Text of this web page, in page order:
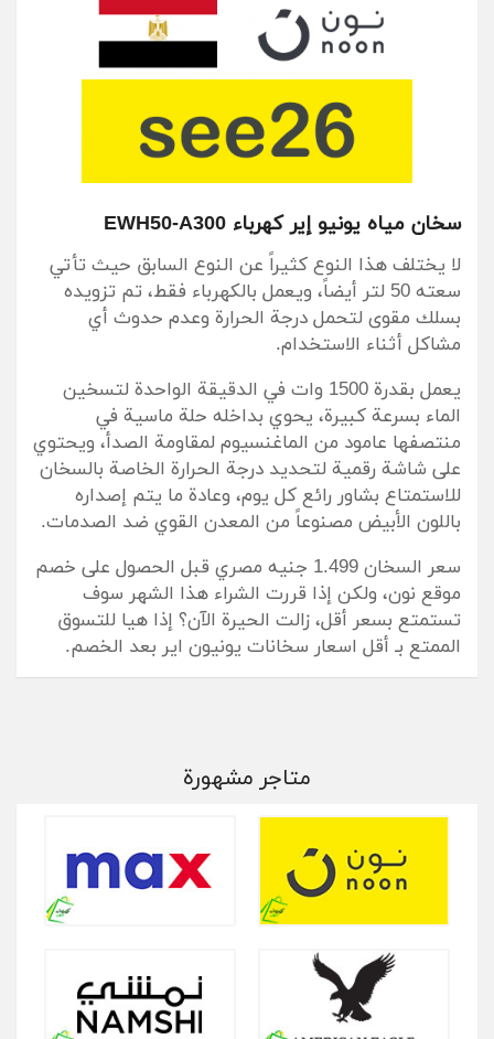
سخان مياه يونيو إير كهرباء EWH50-A300
لا يختلف هذا النوع كثيراً عن النوع السابق حيث تأتي
سعته 50 لتر أيضاً، ويعمل بالكهرباء فقط، تم تزويده
بسلك مقوى لتحمل درجة الحرارة وعدم حدوث أي
مشاكل أثناء الاستخدام.
يعمل بقدرة 1500 وات في الدقيقة الواحدة لتسخين
الماء بسرعة كبيرة، يحوي بداخله حلة ماسية في
منتصفها عامود من الماغنسيوم لمقاومة الصدأ، ويحتوي
على شاشة رقمية لتحديد درجة الحرارة الخاصة بالسخان
للاستمتاع بشاور رائع كل يوم، وعادة ما يتم إصداره
باللون الأبيض مصنوعاً من المعدن القوي ضد الصدمات.
سعر السخان 1.499 جنيه مصري قبل الحصول على خصم
موقع نون، ولكن إذا قررت الشراء هذا الشهر سوف
تستمتع بسعر أقل، زالت الحيرة الآن؟ إذا هيا للتسوق
الممتع بـ أقل اسعار سخانات يونيون اير بعد الخصم.
متاجر مشهورة